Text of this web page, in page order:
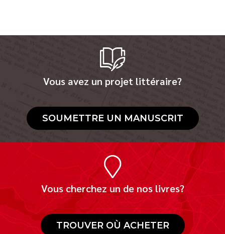
Vous avez un projet littéraire?
SOUMETTRE UN MANUSCRIT
Vous cherchez un de nos livres?
TROUVER OÙ ACHETER